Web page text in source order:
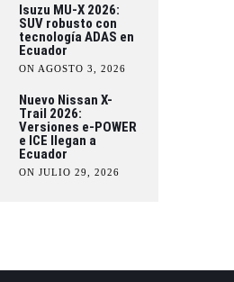
Isuzu MU-X 2026:
SUV robusto con
tecnología ADAS en
Ecuador
ON AGOSTO 3, 2026
Nuevo Nissan X-
Trail 2026:
Versiones e-POWER
e ICE llegan a
Ecuador
ON JULIO 29, 2026